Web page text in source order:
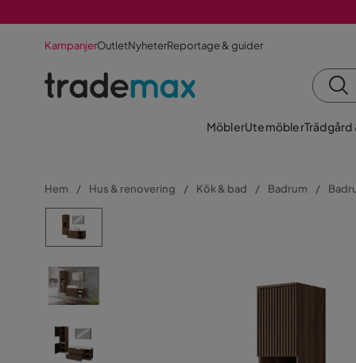
KampanjerOutletNyheterReportage & guider
MöblerUtemöblerTrädgård
Hem Hus & renovering Kök & bad Badrum